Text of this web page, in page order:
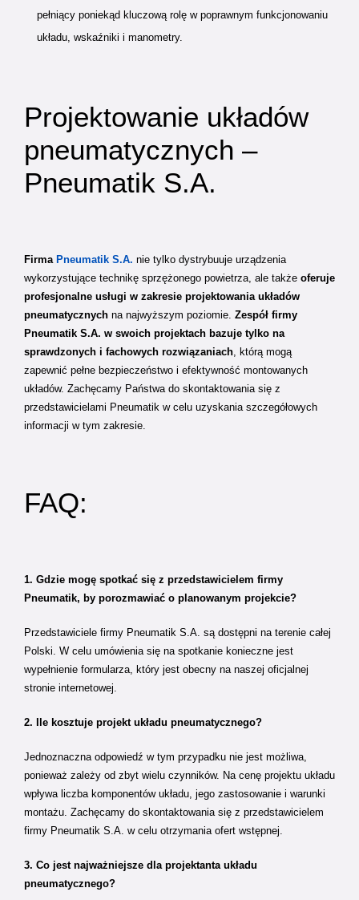
pełniący poniekąd kluczową rolę w poprawnym funkcjonowaniu
układu, wskaźniki i manometry.
Projektowanie układów
pneumatycznych –
Pneumatik S.A.
Firma Pneumatik S.A. nie tylko dystrybuuje urządzenia
wykorzystujące technikę sprzężonego powietrza, ale także oferuje
profesjonalne usługi w zakresie projektowania układów
pneumatycznych na najwyższym poziomie. Zespół firmy
Pneumatik S.A. w swoich projektach bazuje tylko na
sprawdzonych i fachowych rozwiązaniach, którą mogą
zapewnić pełne bezpieczeństwo i efektywność montowanych
układów. Zachęcamy Państwa do skontaktowania się z
przedstawicielami Pneumatik w celu uzyskania szczegółowych
informacji w tym zakresie.
FAQ:
1. Gdzie mogę spotkać się z przedstawicielem firmy
Pneumatik, by porozmawiać o planowanym projekcie?
Przedstawiciele firmy Pneumatik S.A. są dostępni na terenie całej
Polski. W celu umówienia się na spotkanie konieczne jest
wypełnienie formularza, który jest obecny na naszej oficjalnej
stronie internetowej.
2. Ile kosztuje projekt układu pneumatycznego?
Jednoznaczna odpowiedź w tym przypadku nie jest możliwa,
ponieważ zależy od zbyt wielu czynników. Na cenę projektu układu
wpływa liczba komponentów układu, jego zastosowanie i warunki
montażu. Zachęcamy do skontaktowania się z przedstawicielem
firmy Pneumatik S.A. w celu otrzymania ofert wstępnej.
3. Co jest najważniejsze dla projektanta układu
pneumatycznego?